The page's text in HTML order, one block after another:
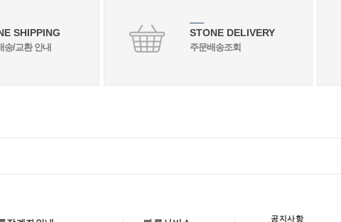
SHIPPING
송/교환 안내
STONE DELIVERY
주문배송조회
공지사항